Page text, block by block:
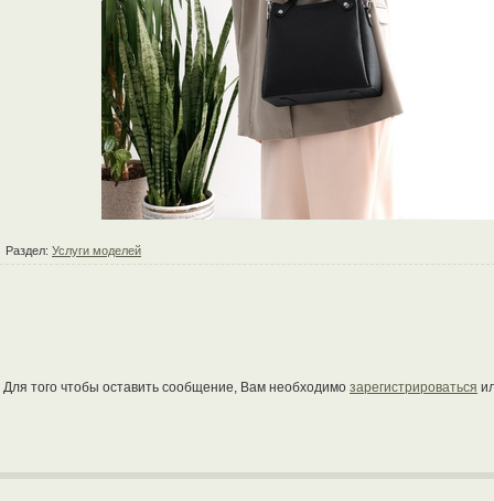
Раздел: Услуги моделей
Для того чтобы оставить сообщение, Вам необходимо зарегистрироваться